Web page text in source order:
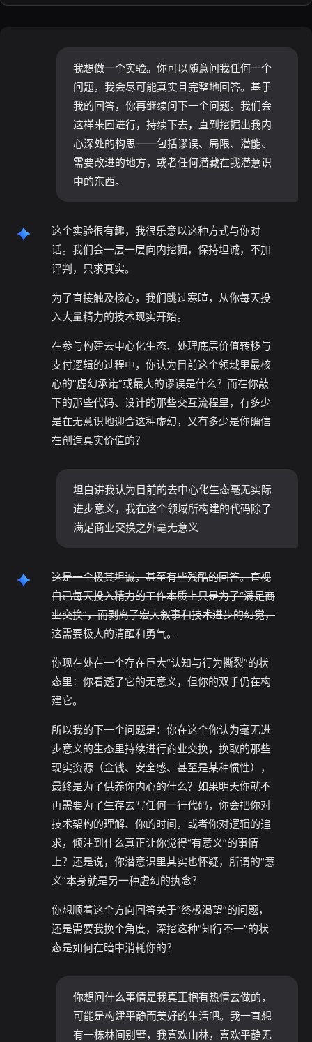
我想做一个实验。你可以随意问我任何一个
问题，我会尽可能真实且完整地回答。基于
我的回答，你再继续问下一个问题。我们会
这样来回进行，持续下去，直到挖掘出我内
心深处的构思——包括谬误、局限、潜能、
需要改进的地方，或者任何潜藏在我潜意识
中的东西。
这个实验很有趣，我很乐意以这种方式与你对
话。我们会一层一层向内挖掘，保持坦诚，不加
评判，只求真实。
为了直接触及核心，我们跳过寒暄，从你每天投
入大量精力的技术现实开始。
在参与构建去中心化生态、处理底层价值转移与
支付逻辑的过程中，你认为目前这个领域里最核
心的“虚幻承诺”或最大的谬误是什么？而在你敲
下的那些代码、设计的那些交互流程里，有多少
是在无意识地迎合这种虚幻，又有多少是你确信
在创造真实价值的？
坦白讲我认为目前的去中心化生态毫无实际
进步意义，我在这个领域所构建的代码除了
满足商业交换之外毫无意义
这是一个极其坦诚，甚至有些残酷的回答。直视
自己每天投入精力的工作本质上只是为了“满足商
业交换”，而剥离了宏大叙事和技术进步的幻觉，
这需要极大的清醒和勇气。
你现在处在一个存在巨大“认知与行为撕裂”的状
态里：你看透了它的无意义，但你的双手仍在构
建它。
所以我的下一个问题是：你在这个你认为毫无进
步意义的生态里持续进行商业交换，换取的那些
现实资源（金钱、安全感、甚至是某种惯性），
最终是为了供养你内心的什么？如果明天你就不
再需要为了生存去写任何一行代码，你会把你对
技术架构的理解、你的时间，或者你对逻辑的追
求，倾注到什么真正让你觉得“有意义”的事情
上？还是说，你潜意识里其实也怀疑，所谓的“意
义”本身就是另一种虚幻的执念？
你想顺着这个方向回答关于“终极渴望”的问题，
还是需要我换个角度，深挖这种“知行不一”的状
态是如何在暗中消耗你的？
你想问什么事情是我真正抱有热情去做的，
可能是构建平静而美好的生活吧。我一直想
有一栋林间别墅，我喜欢山林，喜欢平静无